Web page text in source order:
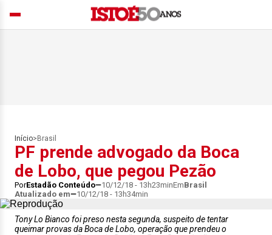
Início> Brasil
PF prende advogado da Boca
de Lobo, que pegou Pezão
PorEstadão Conteúdo 10/12/18 - 13h23minEmBrasil
Atualizado em
10/12/18 - 13h34min
Tony Lo Bianco foi preso nesta segunda, suspeito de tentar
queimar provas da Boca de Lobo, operação que prendeu o